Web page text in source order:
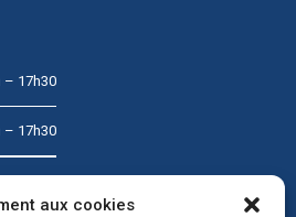
aux cookies
– 17h30
– 17h30